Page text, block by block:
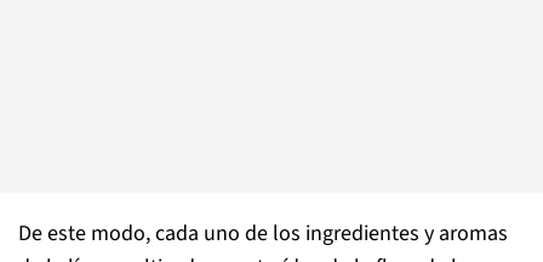
De este modo, cada uno de los ingredientes y aromas